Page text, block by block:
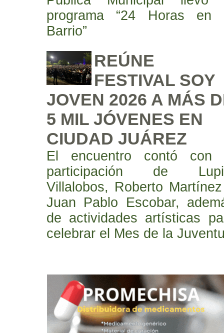
programa “24 Horas en
Barrio”
REÚNE
FESTIVAL SOY
JOVEN 2026 A MÁS
5 MIL JÓVENES EN
CIUDAD JUÁREZ
El encuentro contó con
participación de
Villalobos, Roberto
Juan Pablo Escobar,
de actividades artísticas
celebrar el Mes de la